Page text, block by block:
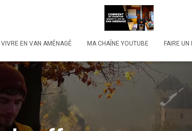
VIVRE EN VAN AMÉNAGÉ MA CHAÎNE YOUTUBE FAIRE UN